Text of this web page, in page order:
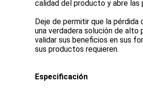
calidad del producto y abre las
Deje de permitir que la
una verdadera solución de
validar sus beneficios en sus
sus productos requieren.
Especificación